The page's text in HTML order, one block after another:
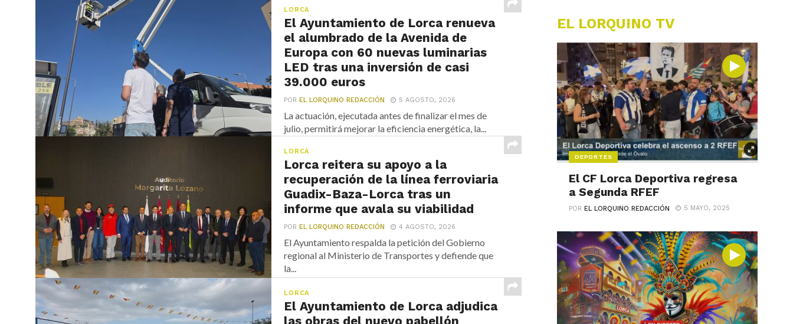
LORCA
El Ayuntamiento de Lorca renueva
el alumbrado de la Avenida de
Europa con 60 nuevas luminarias
LED tras una inversión de casi
39.000 euros
POREL LORQUINO REDACCIÓN 5 AGOSTO, 2026
La actuación, ejecutada antes de finalizar el mes de
julio, permitirá mejorar la eficiencia energética, la...
LORCA
Lorca reitera su apoyo a la
recuperación de la línea ferroviaria
Guadix-Baza-Lorca tras un
informe que avala su viabilidad
POREL LORQUINO REDACCIÓN 4 AGOSTO, 2026
El Ayuntamiento respalda la petición del Gobierno
regional al Ministerio de Transportes y defiende que
la...
LORCA
El Ayuntamiento de Lorca adjudica
las obras del nuevo pabellón
EL LORQUINO TV
DEPORTES
El CF Lorca Deportiva regresa
a Segunda RFEF
POREL LORQUINO REDACCIÓN 5 MAYO, 2025